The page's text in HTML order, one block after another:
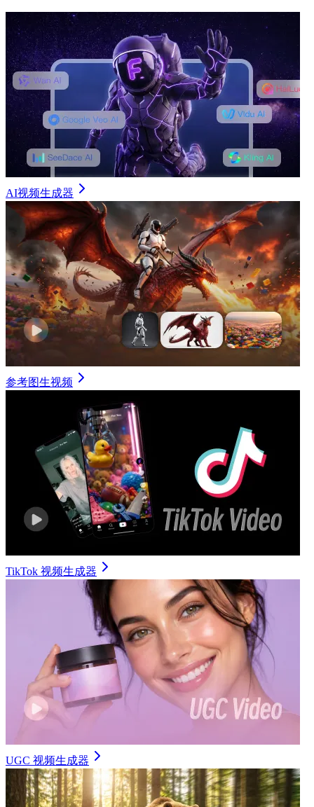
AI视频生成器
参考图生视频
TikTok 视频生成器
UGC 视频生成器